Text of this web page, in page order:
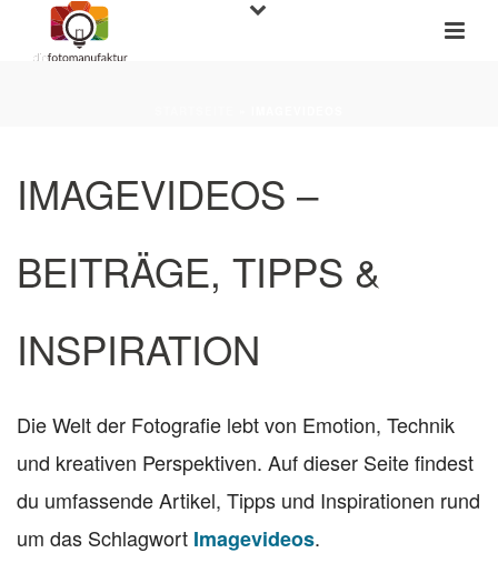
IMAGEVIDEOS –
BEITRÄGE, TIPPS &
INSPIRATION
Die Welt der Fotografie lebt von Emotion, Technik
und kreativen Perspektiven. Auf dieser Seite findest
du umfassende Artikel, Tipps und Inspirationen rund
um das Schlagwort Imagevideos.